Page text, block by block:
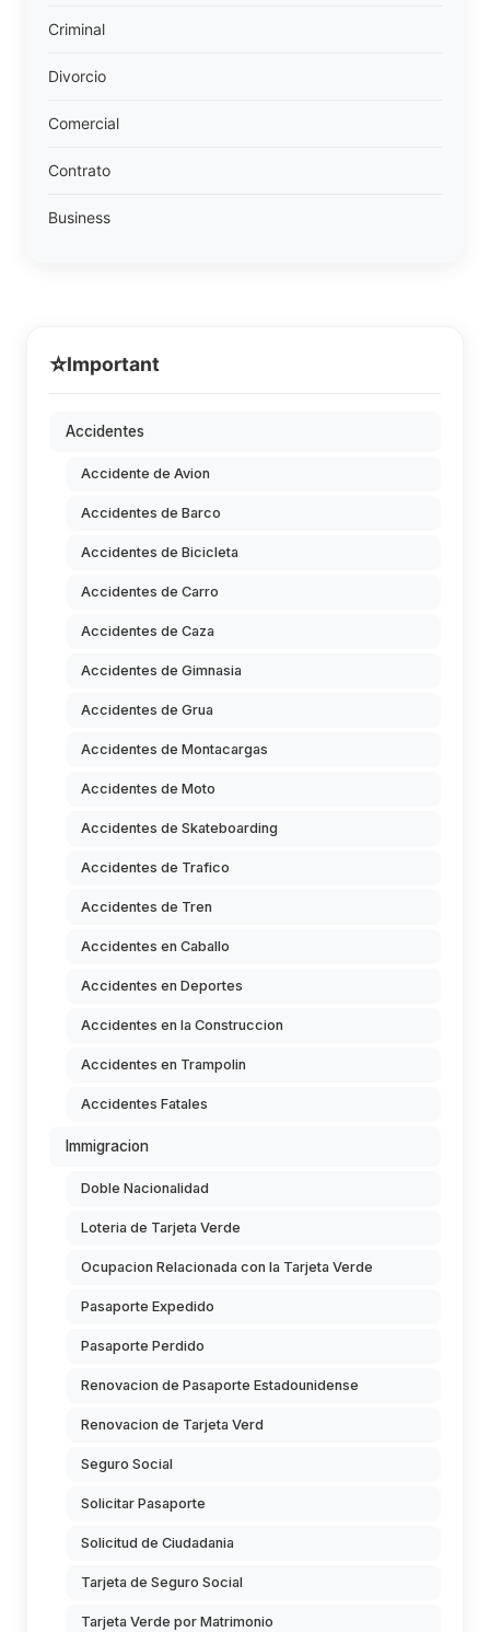
Criminal
Divorcio
Comercial
Contrato
Business
⭐Important
Accidentes
Accidente de Avion
Accidentes de Barco
Accidentes de Bicicleta
Accidentes de Carro
Accidentes de Caza
Accidentes de Gimnasia
Accidentes de Grua
Accidentes de Montacargas
Accidentes de Moto
Accidentes de Skateboarding
Accidentes de Trafico
Accidentes de Tren
Accidentes en Caballo
Accidentes en Deportes
Accidentes en la Construccion
Accidentes en Trampolin
Accidentes Fatales
Immigracion
Doble Nacionalidad
Loteria de Tarjeta Verde
Ocupacion Relacionada con la Tarjeta Verde
Pasaporte Expedido
Pasaporte Perdido
Renovacion de Pasaporte Estadounidense
Renovacion de Tarjeta Verd
Seguro Social
Solicitar Pasaporte
Solicitud de Ciudadania
Tarjeta de Seguro Social
Tarjeta Verde por Matrimonio